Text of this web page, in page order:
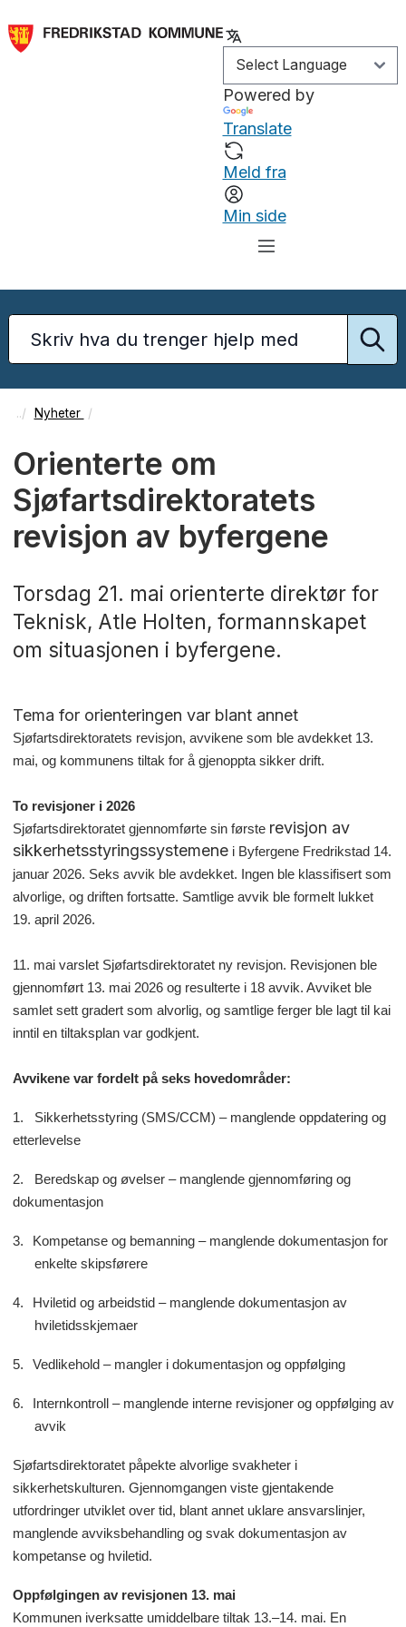
Powered by
Translate
Meld fra
Min side
Nyheter
Orienterte om
Sjøfartsdirektoratets
revisjon av byfergene
Torsdag 21. mai orienterte direktør for
Teknisk, Atle Holten, formannskapet
om situasjonen i byfergene.
Tema for orienteringen var blant annet
Sjøfartsdirektoratets revisjon, avvikene som ble avdekket 13.
mai, og kommunens tiltak for å gjenoppta sikker drift.
To revisjoner i 2026
Sjøfartsdirektoratet gjennomførte sin første revisjon av
sikkerhetsstyringssystemenei Byfergene Fredrikstad 14.
januar 2026. Seks avvik ble avdekket. Ingen ble klassifisert som
alvorlige, og driften fortsatte. Samtlige avvik ble formelt lukket
19. april 2026.
11. mai varslet Sjøfartsdirektoratet ny revisjon. Revisjonen ble
gjennomført 13. mai 2026 og resulterte i 18 avvik. Avviket ble
samlet sett gradert som alvorlig, og samtlige ferger ble lagt til kai
inntil en tiltaksplan var godkjent.
Avvikene var fordelt på seks hovedområder:
1. Sikkerhetsstyring (SMS/CCM) – manglende oppdatering og
etterlevelse
2.
Beredskap og øvelser – manglende gjennomføring og
dokumentasjon
3.
Kompetanse og bemanning – manglende dokumentasjon for
enkelte skipsførere
4.
Hviletid og arbeidstid – manglende dokumentasjon av
hviletidsskjemaer
5. Vedlikehold – mangler i dokumentasjon og oppfølging
6.
Internkontroll – manglende interne revisjoner og oppfølging av
avvik
Sjøfartsdirektoratet påpekte alvorlige svakheter i
sikkerhetskulturen. Gjennomgangen viste gjentakende
utfordringer utviklet over tid, blant annet uklare ansvarslinjer,
manglende avviksbehandling og svak dokumentasjon av
kompetanse og hviletid.
Oppfølgingen av revisjonen 13. mai
Kommunen iverksatte umiddelbare tiltak 13.–14. mai. En